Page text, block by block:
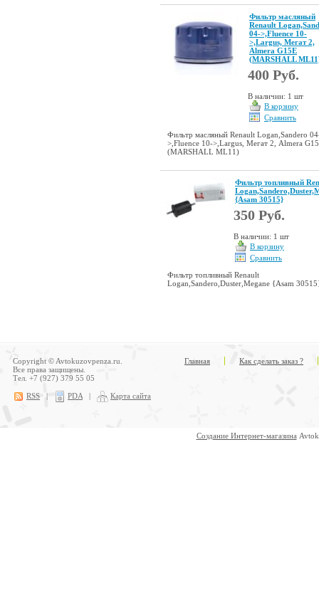
Фильтр масляный
Renault
04->,Fluence 10-
>,Largus, Мегат 2,
Almera G15E
(MARSHALL
400 Руб.
В наличии: 1 шт
В корзину
Сравнить
Фильтр масляный Renault Logan,Sandero
>,Fluence 10->,Largus, Мегат 2, Almera
(MARSHALL ML11)
Фильтр топливный
{Asam 30515}
350 Руб.
В наличии: 1 шт
В корзину
Сравнить
Фильтр топливный Renault
Logan,Sandero,Duster,Megane {Asam
Copyright © Avtokuzovpenza.ru.
Все права защищены.
Тел. +7 (927) 379 55 05
RSS | PDA | Карта сайта
Главная Как сделать заказ ?
Создание Интернет-магазина